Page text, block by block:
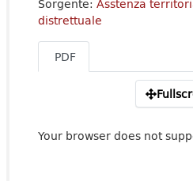
Sorgente: Asstenza
distrettuale
PDF
Your browser does not